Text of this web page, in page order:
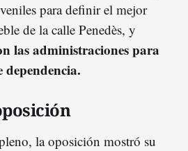
para definir el mejor
de la calle Penedès, y
las administraciones para
la oposición mostró su